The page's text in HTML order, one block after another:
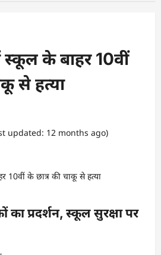
के बाहर 10वीं
से हत्या
updated: 12 months ago)
प्रदर्शन, स्कूल सुरक्षा पर